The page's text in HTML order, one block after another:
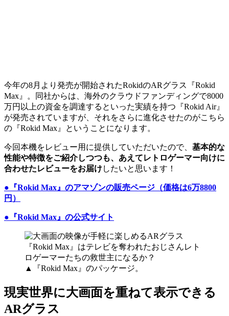
今年の8月より発売が開始されたRokidのARグラス『Rokid
Max』。同社からは、海外のクラウドファンディングで8000
万円以上の資金を調達するといった実績を持つ『Rokid Air』
が発売されていますが、それをさらに進化させたのがこちら
の『Rokid Max』ということになります。
今回本機をレビュー用に提供していただいたので、 基本的な
性能や特徴をご紹介しつつも、あえてレトロゲーマー向けに
合わせたレビューをお届けしたいと思います！
●『Rokid Max』のアマゾンの販売ページ（価格は6万8800
円）
●『Rokid Max』の公式サイト
▲『Rokid Max』のパッケージ。
現実世界に大画面を重ねて表示できる
ARグラス